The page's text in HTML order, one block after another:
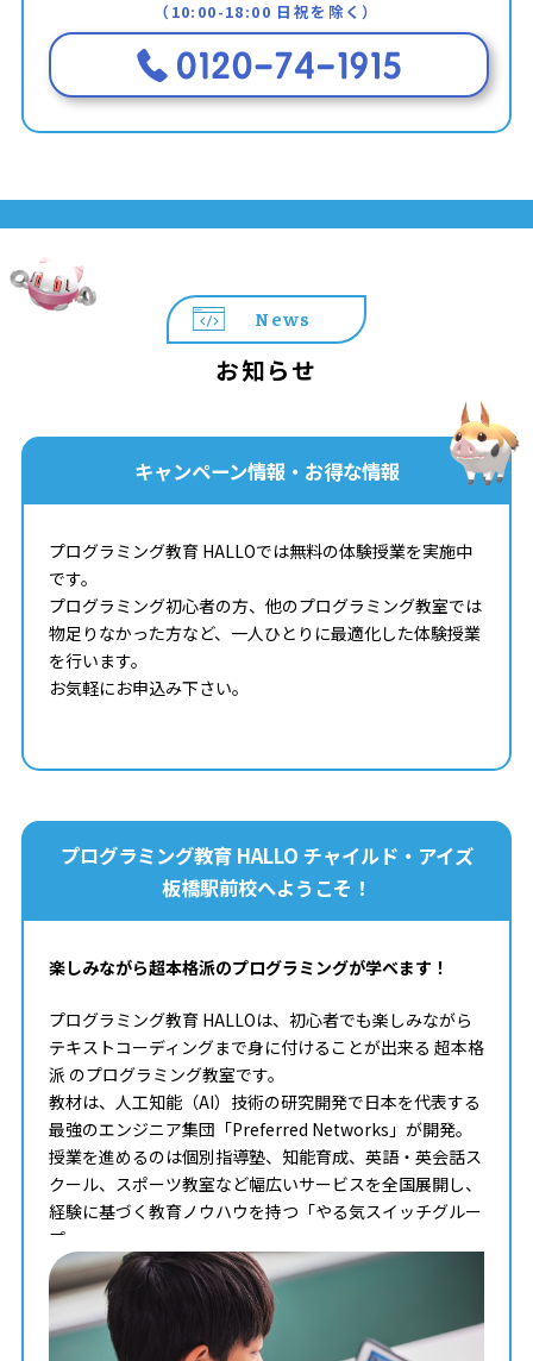
（10:00-18:00 日祝を除く）
News
お知らせ
キャンペーン情報・お得な情報
プログラミング教育 HALLOでは無料の体験授業を実施中
です。
プログラミング初心者の方、他のプログラミング教室では
物足りなかった方など、一人ひとりに最適化した体験授業
を行います。
お気軽にお申込み下さい。
プログラミング教育 HALLO チャイルド・アイズ
板橋駅前校へようこそ！
楽しみながら超本格派のプログラミングが学べます！
プログラミング教育 HALLOは、初心者でも楽しみながら
テキストコーディングまで身に付けることが出来る 超本格
派 のプログラミング教室です。
教材は、人工知能（AI）技術の研究開発で日本を代表する
最強のエンジニア集団「Preferred Networks」が開発。
授業を進めるのは個別指導塾、知能育成、英語・英会話ス
クール、スポーツ教室など幅広いサービスを全国展開し、
経験に基づく教育ノウハウを持つ「やる気スイッチグルー
プ」。
タイピングからコンピュータサイエンスまで学べる最高の
教材を使って、一人ひとりのペースや理解度に合わせた個
別最適化レッスンでプログラミングを学ぶことが出来ま